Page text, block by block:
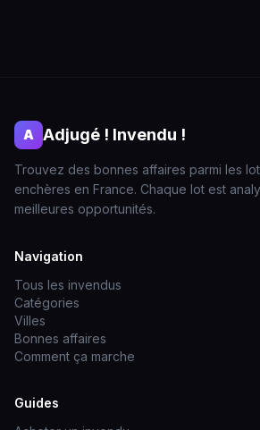
A Adjugé ! Invendu !
Trouvez des bonnes affaires parmi les
enchères en France. Chaque lot est
meilleures opportunités.
Navigation
Tous les invendus
Catégories
Villes
Bonnes affaires
Comment ça marche
Guides